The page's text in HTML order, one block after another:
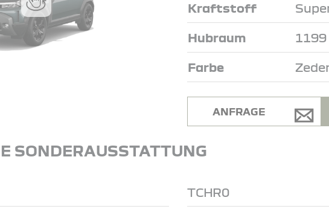
Kraftstoff
Hubraum 1199
Farbe
ANFRAGE
SONDERAUSSTATTUNG
TCHR0